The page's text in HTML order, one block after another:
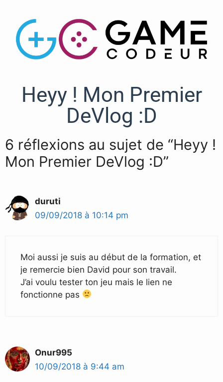
Heyy ! Mon Premier
DeVlog :D
6 réflexions au sujet de “Heyy !
Mon Premier DeVlog :D”
duruti
09/09/2018 à 10:14 pm
Moi aussi je suis au début de la formation, et
je remercie bien David pour son travail.
J’ai voulu tester ton jeu mais le lien ne
fonctionne pas
Onur995
10/09/2018 à 9:44 am